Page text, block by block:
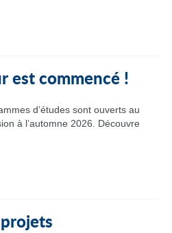
est commencé !
d’études sont ouverts au
à l’automne 2026. Découvre